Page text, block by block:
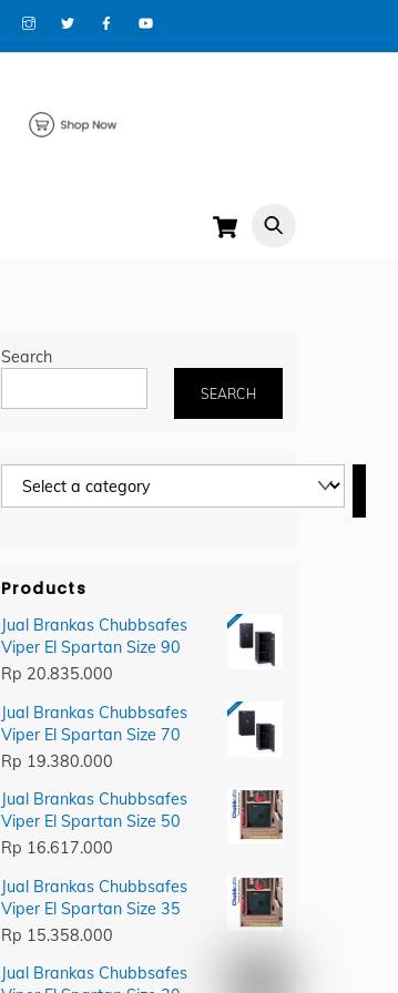
Cart
Search
SEARCH
Products
Jual Brankas Chubbsafes
Viper El Spartan Size 90
Rp 20.835.000
Jual Brankas Chubbsafes
Viper El Spartan Size 70
Rp 19.380.000
Jual Brankas Chubbsafes
Viper El Spartan Size 50
Rp 16.617.000
Jual Brankas Chubbsafes
Viper El Spartan Size 35
Rp 15.358.000
Jual Brankas Chubbsafes